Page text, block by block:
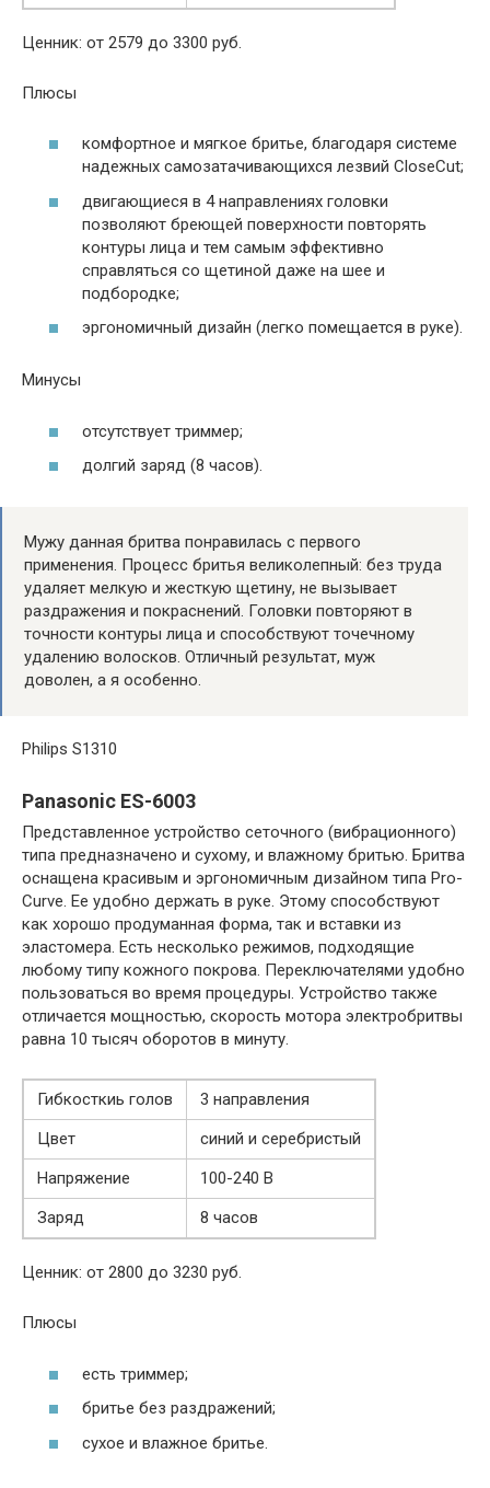
Ценник: от 2579 до 3300 руб.
Плюсы
комфортное и мягкое бритье, благодаря системе
надежных самозатачивающихся лезвий CloseCut;
двигающиеся в 4 направлениях головки
позволяют бреющей поверхности повторять
контуры лица и тем самым эффективно
справляться со щетиной даже на шее и
подбородке;
эргономичный дизайн (легко помещается в руке).
Минусы
отсутствует триммер;
долгий заряд (8 часов).
Мужу данная бритва понравилась с первого
применения. Процесс бритья великолепный: без труда
удаляет мелкую и жесткую щетину, не вызывает
раздражения и покраснений. Головки повторяют в
точности контуры лица и способствуют точечному
удалению волосков. Отличный результат, муж
доволен, а я особенно.
Philips S1310
Panasonic ES-6003
Представленное устройство сеточного (вибрационного)
типа предназначено и сухому, и влажному бритью. Бритва
оснащена красивым и эргономичным дизайном типа Pro-
Curve. Ее удобно держать в руке. Этому способствуют
как хорошо продуманная форма, так и вставки из
эластомера. Есть несколько режимов, подходящие
любому типу кожного покрова. Переключателями удобно
пользоваться во время процедуры. Устройство также
отличается мощностью, скорость мотора электробритвы
равна 10 тысяч оборотов в минуту.
Гибкосткиь голов
3 направления
Цвет
синий и серебристый
Напряжение
100-240 В
Заряд
8 часов
Ценник: от 2800 до 3230 руб.
Плюсы
есть триммер;
бритье без раздражений;
сухое и влажное бритье.